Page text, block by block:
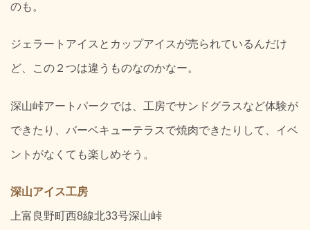
のも。
ジェラートアイスとカップアイスが売られているんだけ
ど、この２つは違うものなのかなー。
深山峠アートパークでは、工房でサンドグラスなど体験が
できたり、バーベキューテラスで焼肉できたりして、イベ
ントがなくても楽しめそう。
深山アイス工房
上富良野町西8線北33号深山峠